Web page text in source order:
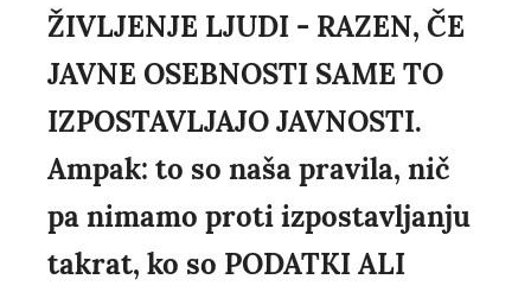
ŽIVLJENJE LJUDI - RAZEN, ČE
JAVNE OSEBNOSTI SAME TO
IZPOSTAVLJAJO JAVNOSTI.
Ampak: to so naša pravila, nič
pa nimamo proti izpostavljanju
takrat, ko so PODATKI ALI